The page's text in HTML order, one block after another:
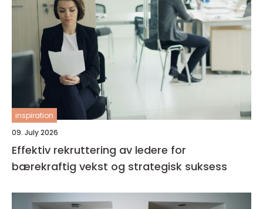
inspiration
09. July 2026
Effektiv rekruttering av ledere for
bærekraftig vekst og strategisk suksess